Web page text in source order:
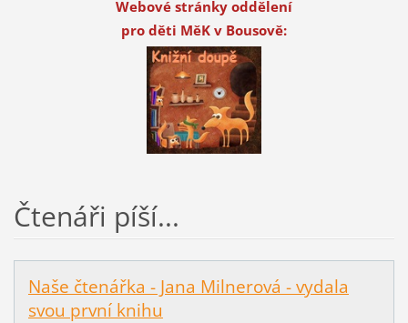
Webové stránky oddělení
pro děti MěK v Bousově:
Čtenáři píší...
Naše čtenářka - Jana Milnerová - vydala
svou první knihu